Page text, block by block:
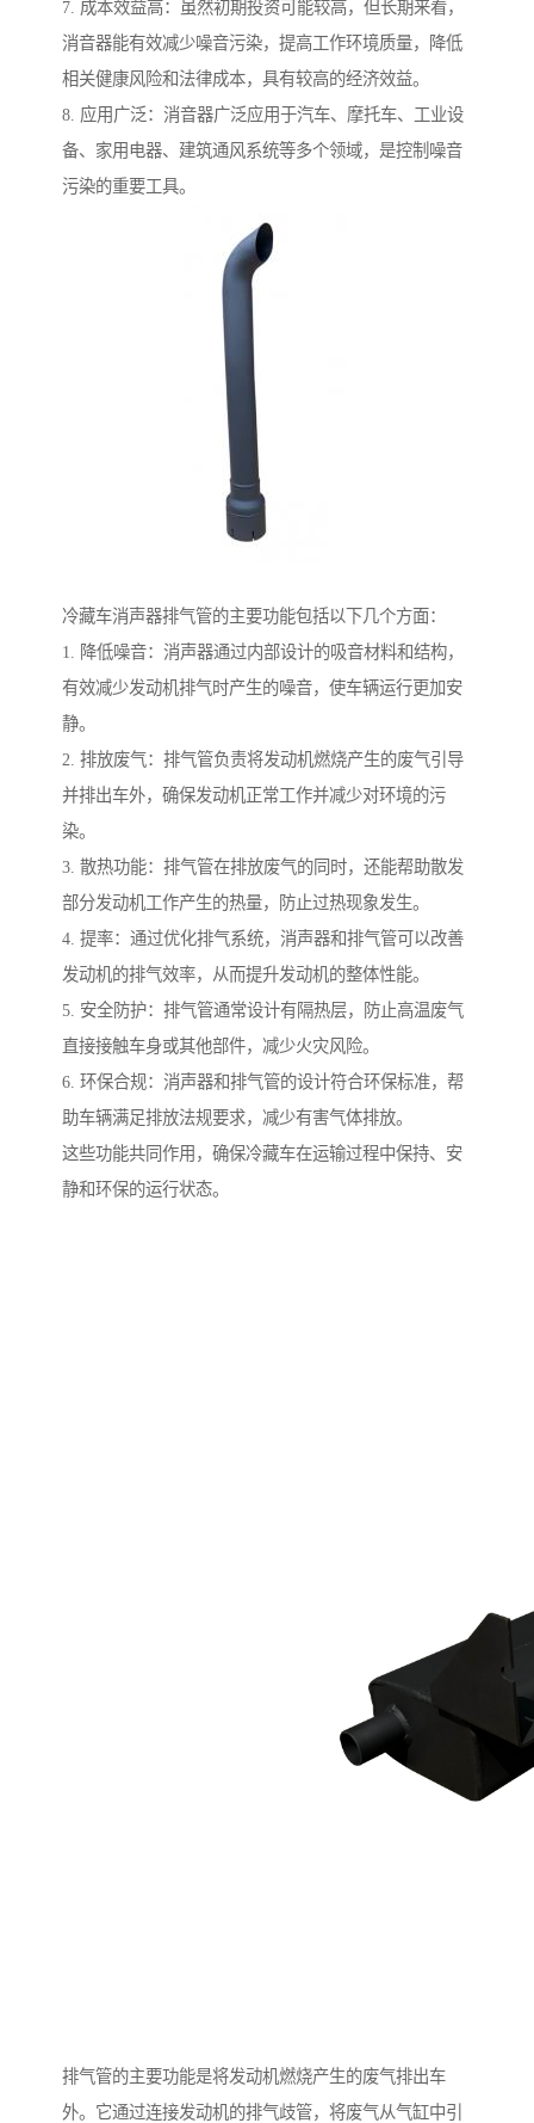
7. 成本效益高：虽然初期投资可能较高，但长期来看，
消音器能有效减少噪音污染，提高工作环境质量，降低
相关健康风险和法律成本，具有较高的经济效益。
8. 应用广泛：消音器广泛应用于汽车、摩托车、工业设
备、家用电器、建筑通风系统等多个领域，是控制噪音
污染的重要工具。
冷藏车消声器排气管的主要功能包括以下几个方面：
1. 降低噪音：消声器通过内部设计的吸音材料和结构，
有效减少发动机排气时产生的噪音，使车辆运行更加安
静。
2. 排放废气：排气管负责将发动机燃烧产生的废气引导
并排出车外，确保发动机正常工作并减少对环境的污
染。
3. 散热功能：排气管在排放废气的同时，还能帮助散发
部分发动机工作产生的热量，防止过热现象发生。
4. 提率：通过优化排气系统，消声器和排气管可以改善
发动机的排气效率，从而提升发动机的整体性能。
5. 安全防护：排气管通常设计有隔热层，防止高温废气
直接接触车身或其他部件，减少火灾风险。
6. 环保合规：消声器和排气管的设计符合环保标准，帮
助车辆满足排放法规要求，减少有害气体排放。
这些功能共同作用，确保冷藏车在运输过程中保持、安
静和环保的运行状态。
排气管的主要功能是将发动机燃烧产生的废气排出车
外。它通过连接发动机的排气歧管，将废气从气缸中引